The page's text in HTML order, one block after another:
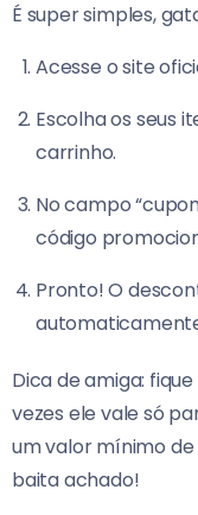
É super simples,
Acesse o site
Escolha os seus
carrinho.
No campo
código
Pronto! O
Dica de amiga:
vezes ele vale só
um valor mínimo
baita achado!